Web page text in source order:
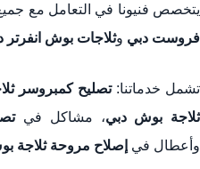
يتخصص فنيونا في التعامل مع
فروست دبي وثلاجات بوش انفرتر
تشمل خدماتنا:تصليح كمبروسر
ثلاجة بوش دبي، مشاكل في
وأعطال في إصلاح مروحة ثلاجة